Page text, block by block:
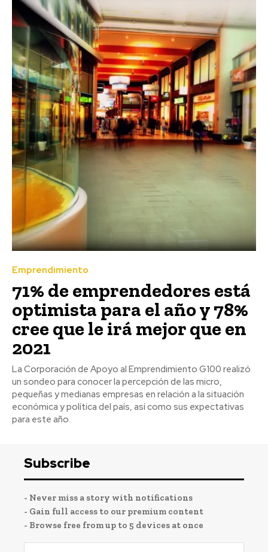
Emprendimiento
71% de emprendedores está
optimista para el año y 78%
cree que le irá mejor que en
2021
La Corporación de Apoyo al Emprendimiento G100 realizó
un sondeo para conocer la percepción de las micro,
pequeñas y medianas empresas en relación a la situación
económica y política del país, así como sus expectativas
para este año.
Subscribe
- Never miss a story with notifications
- Gain full access to our premium content
- Browse free from up to 5 devices at once